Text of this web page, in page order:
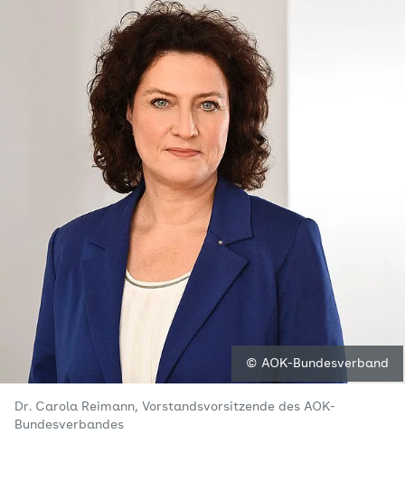
© AOK-Bundesverband
Dr. Carola Reimann, Vorstandsvorsitzende des AOK-
Bundesverbandes